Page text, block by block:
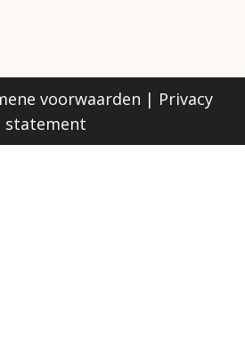
voorwaarden | Privacy
statement